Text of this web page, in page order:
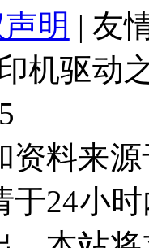
明 |友
机驱动
资料来
于24小